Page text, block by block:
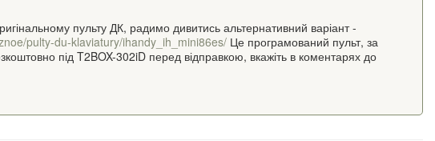
пульту ДК, радимо дивитись альтернативний варіант -
pulty-du-klaviatury/ihandy_ih_mini86es/Це програмований пульт, за
під T2BOX-302iD перед відправкою, вкажіть в коментарях до